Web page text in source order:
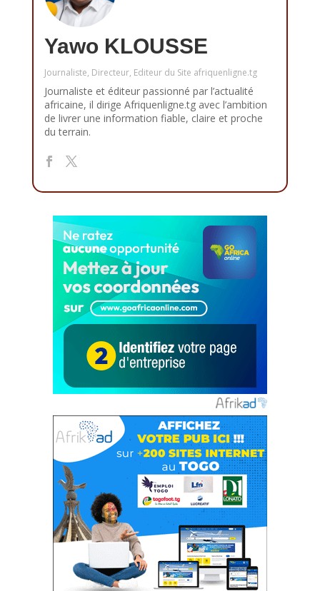
Yawo KLOUSSE
Journaliste, Directeur, Editeur du Site afriquenligne.tg
Journaliste et éditeur passionné par l’actualité
africaine, il dirige Afriquenligne.tg avec l’ambition
de livrer une information fiable, claire et proche
du terrain.